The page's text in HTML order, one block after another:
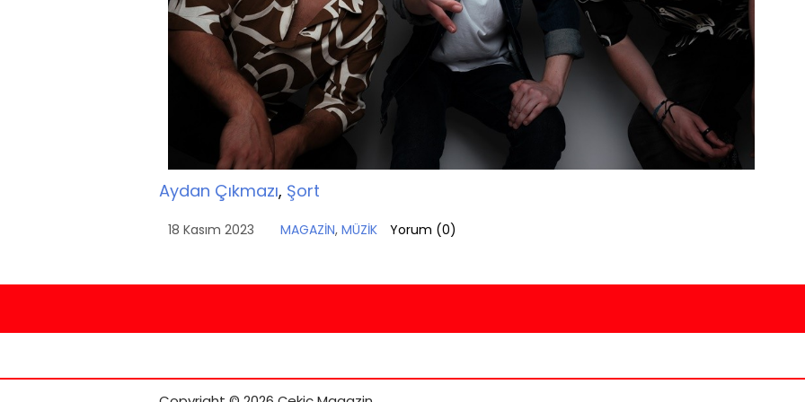
Aydan Çıkmazı, Şort
18 Kasım 2023 MAGAZİN, MÜZİK Yorum (0)